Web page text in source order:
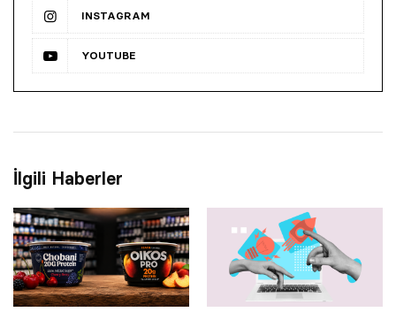
INSTAGRAM
YOUTUBE
İlgili Haberler